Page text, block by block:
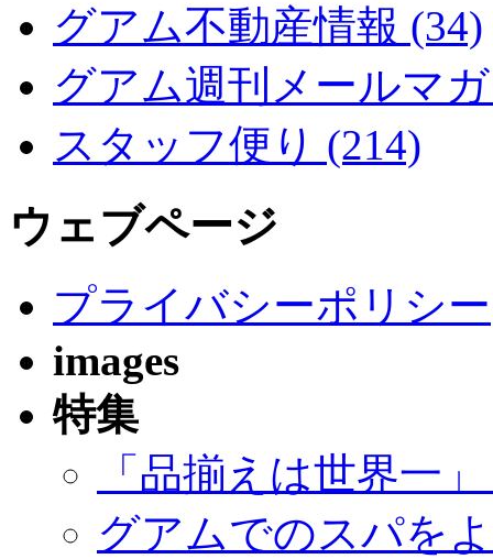
グアム不動産情報 (34)
グアム週刊メールマ
スタッフ便り (214)
ウェブページ
プライバシーポリシー
images
特集
「品揃えは世界一
グアムでのスパを